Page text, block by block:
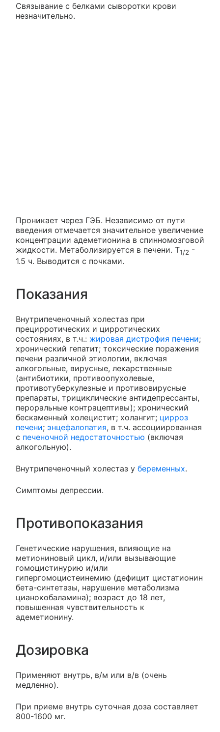
Связывание с белками сыворотки крови
незначительно.
Проникает через ГЭБ. Независимо от пути
введения отмечается значительное увеличение
концентрации адеметионина в спинномозговой
жидкости. Метаболизируется в печени. T1/2 -
1.5 ч. Выводится с почками.
Показания
Внутрипеченочный холестаз при
прецирротических и цирротических
состояниях, в т.ч.: жировая дистрофия печени;
хронический гепатит; токсические поражения
печени различной этиологии, включая
алкогольные, вирусные, лекарственные
(антибиотики, противоопухолевые,
противотуберкулезные и противовирусные
препараты, трициклические антидепрессанты,
пероральные контрацептивы); хронический
бескаменный холецистит; холангит; цирроз
печени; энцефалопатия, в т.ч. ассоциированная
с печеночной недостаточностью (включая
алкогольную).
Внутрипеченочный холестаз у беременных.
Симптомы депрессии.
Противопоказания
Генетические нарушения, влияющие на
метиониновый цикл, и/или вызывающие
гомоцистинурию и/или
гипергомоцистеинемию (дефицит цистатионин
бета-синтетазы, нарушение метаболизма
цианокобаламина); возраст до 18 лет,
повышенная чувствительность к
адеметионину.
Дозировка
Применяют внутрь, в/м или в/в (очень
медленно).
При приеме внутрь суточная доза составляет
800-1600 мг.